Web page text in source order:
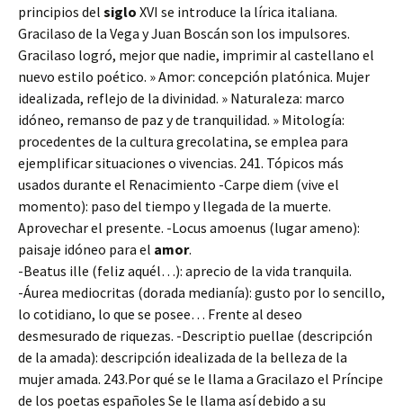
principios del siglo XVI se introduce la lírica italiana.
Gracilaso de la Vega y Juan Boscán son los impulsores.
Gracilaso logró, mejor que nadie, imprimir al castellano el
nuevo estilo poético. » Amor: concepción platónica. Mujer
idealizada, reflejo de la divinidad. » Naturaleza: marco
idóneo, remanso de paz y de tranquilidad. » Mitología:
procedentes de la cultura grecolatina, se emplea para
ejemplificar situaciones o vivencias. 241. Tópicos más
usados durante el Renacimiento -Carpe diem (vive el
momento): paso del tiempo y llegada de la muerte.
Aprovechar el presente. -Locus amoenus (lugar ameno):
paisaje idóneo para el amor.
-Beatus ille (feliz aquél…): aprecio de la vida tranquila.
-Áurea mediocritas (dorada medianía): gusto por lo sencillo,
lo cotidiano, lo que se posee… Frente al deseo
desmesurado de riquezas. -Descriptio puellae (descripción
de la amada): descripción idealizada de la belleza de la
mujer amada. 243.Por qué se le llama a Gracilazo el Príncipe
de los poetas españoles Se le llama así debido a su